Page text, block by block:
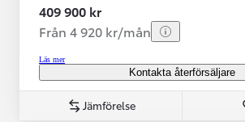
409 900 kr
Från 4 920 kr/mån
Läs mer
Kontakta återförsäljare
Jämförelse